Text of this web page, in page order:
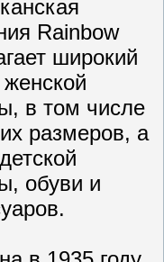
Rainbow
широкий
в том числе
размеров, а
обуви и